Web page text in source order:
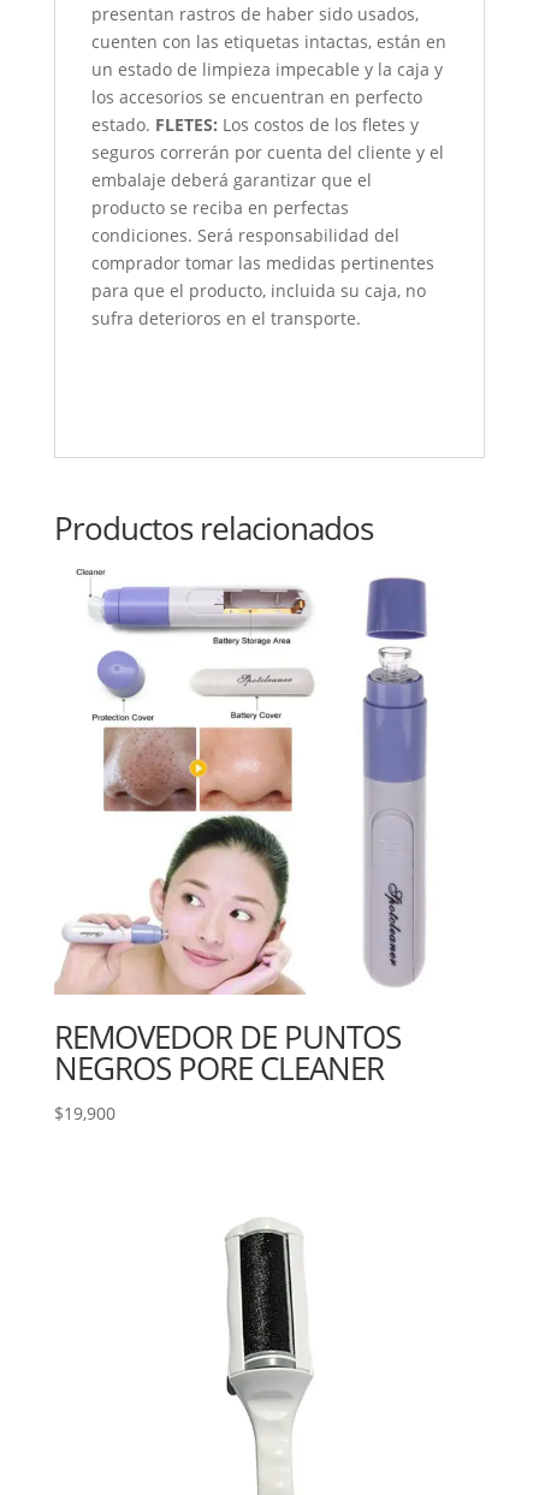
presentan rastros de haber sido usados,
cuenten con las etiquetas intactas, están en
un estado de limpieza impecable y la caja y
los accesorios se encuentran en perfecto
estado. FLETES: Los costos de los fletes y
seguros correrán por cuenta del cliente y el
embalaje deberá garantizar que el
producto se reciba en perfectas
condiciones. Será responsabilidad del
comprador tomar las medidas pertinentes
para que el producto, incluida su caja, no
sufra deterioros en el transporte.
Productos relacionados
REMOVEDOR DE PUNTOS
NEGROS PORE CLEANER
$19,900